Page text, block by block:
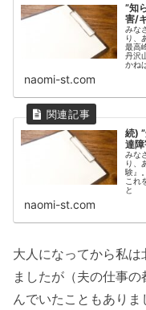
”知
害/
みな
り、
最高
丹沢
かね
naomi-st.com
続)
達
みな
り、
験』
これ
と
naomi-st.com
大人になってから私
ましたが（夫の仕事
んでいたこともあり